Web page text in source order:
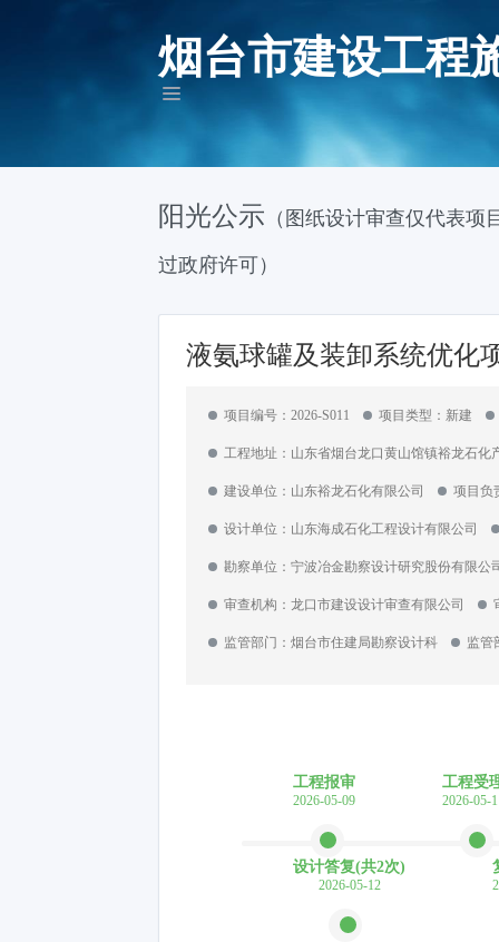
烟台市建设工程
阳光公示 （图纸设计审查仅代表
过政府许可）
液氨球罐及装卸系统优化
项目编号：2026-S011 项目类型：新建
工程地址：山东省烟台龙口黄山馆镇裕龙石化
建设单位：山东裕龙石化有限公司 项目负
设计单位：山东海成石化工程设计有限公司
勘察单位：宁波冶金勘察设计研究股份有限
审查机构：龙口市建设设计审查有限公司
监管部门：烟台市住建局勘察设计科 监管
工程报审
2026-05-09
工程受
2026-05-
设计答复(共2次)
2026-05-12